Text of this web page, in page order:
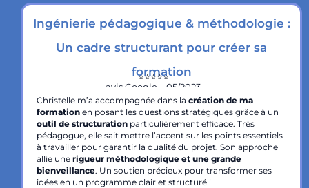
Ingénierie pédagogique & méthodologie :
Un cadre structurant pour créer sa
formation
⭐️⭐️⭐️⭐️⭐️
avis Google – 05/2023
Christelle m’a accompagnée dans la création de ma
formation en posant les questions stratégiques grâce à un
outil de structuration particulièrement efficace. Très
pédagogue, elle sait mettre l’accent sur les points essentiels
à travailler pour garantir la qualité du projet. Son approche
allie une rigueur méthodologique et une grande
bienveillance. Un soutien précieux pour transformer ses
idées en un programme clair et structuré !